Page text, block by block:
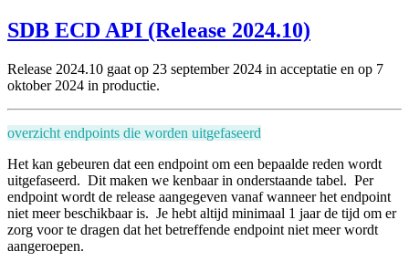
SDB ECD API (Release 2024.10)
Release 2024.10 gaat op 23 september 2024 in acceptatie en op 7
oktober 2024 in productie.
overzicht endpoints die worden uitgefaseerd
Het kan gebeuren dat een endpoint om een bepaalde reden wordt
uitgefaseerd. Dit maken we kenbaar in onderstaande tabel. Per
endpoint wordt de release aangegeven vanaf wanneer het endpoint
niet meer beschikbaar is. Je hebt altijd minimaal 1 jaar de tijd om er
zorg voor te dragen dat het betreffende endpoint niet meer wordt
aangeroepen.